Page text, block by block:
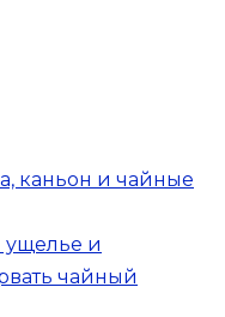
каньон и чайные
ущелье и
чайный